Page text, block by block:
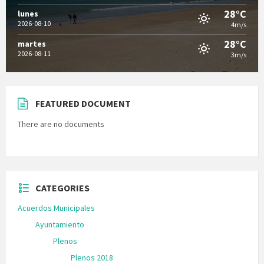
lunes
2026-08-10
28°C
4m/s
martes
2026-08-11
28°C
3m/s
FEATURED DOCUMENT
There are no documents
CATEGORIES
Acuerdos Municipales
Ayuntamiento
Plenos
Plenos 2018